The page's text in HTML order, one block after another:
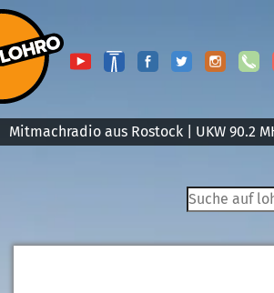
Mitmachradio aus Rostock | UKW 90.2